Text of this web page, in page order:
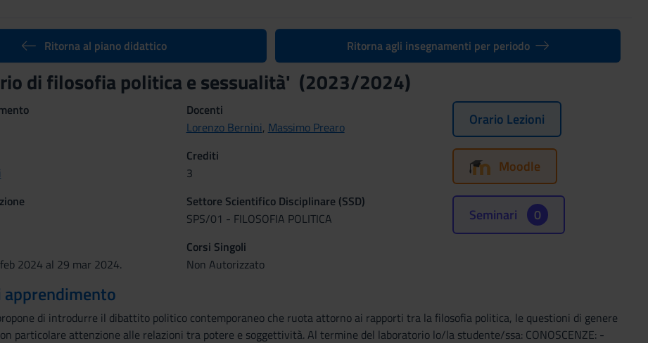
Ritorna al piano didattico Ritorna agli insegnamenti per periodo
di filosofia politica e sessualità' (2023/2024)
Docenti
Lorenzo Bernini, Massimo Prearo
Crediti
3
Settore Scientifico Disciplinare (SSD)
SPS/01 - FILOSOFIA POLITICA
2024 al 29 mar 2024.
Corsi Singoli
Non Autorizzato
Orario Lezioni
Moodle
Seminari 0
di introdurre il dibattito politico contemporaneo che ruota attorno ai rapporti tra la filosofia politica, le questioni di genere
particolare attenzione alle relazioni tra potere e soggettività. Al termine del laboratorio lo/la studente/ssa: CONOSCENZE: -